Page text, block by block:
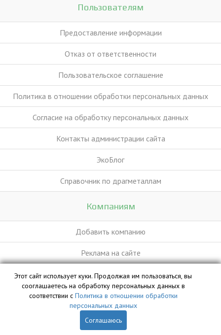
Пользователям
Предоставление информации
Отказ от ответственности
Пользовательское соглашение
Политика в отношении обработки персональных данных
Согласие на обработку персональных данных
Контакты администрации сайта
ЭкоБлог
Справочник по драгметаллам
Компаниям
Добавить компанию
Реклама на сайте
База данных сайта vyvoz.org является интеллектуальной
собственностью ООО «Профит» и охраняется законом.
Этот сайт использует куки. Продолжая им пользоваться, вы
сооглашаетесь на обработку персональных данных в
соответствии с Политика в отношении обработки
персональных данных
Соглашаюсь